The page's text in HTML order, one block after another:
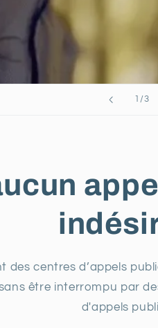
/de
3
des centres d’appels
être interrompu par
d'appels